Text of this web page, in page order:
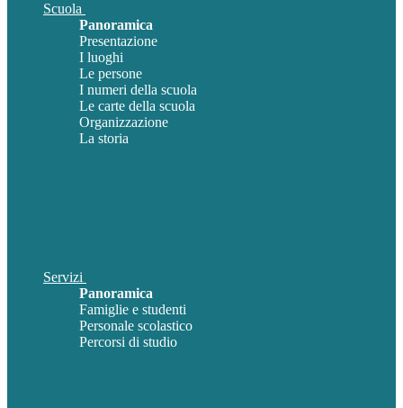
Scuola
Panoramica
Presentazione
I luoghi
Le persone
I numeri della scuola
Le carte della scuola
Organizzazione
La storia
Servizi
Panoramica
Famiglie e studenti
Personale scolastico
Percorsi di studio